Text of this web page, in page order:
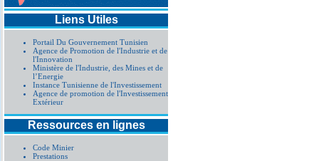
Liens Utiles
Portail Du Gouvernement Tunisien
Agence de Promotion de l'Industrie et de
l'Innovation
Ministère de l'Industrie, des Mines et de
l’Energie
Instance Tunisienne de l'Investissement
Agence de promotion de l'Investissement
Extérieur
Ressources en lignes
Code Minier
Prestations